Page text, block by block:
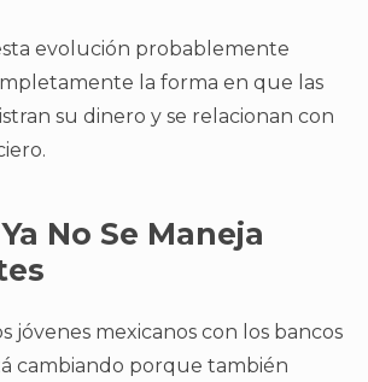
evolución probablemente
la forma en que las
su dinero y se relacionan con
No Se Maneja
jóvenes mexicanos con los bancos
cambiando porque también